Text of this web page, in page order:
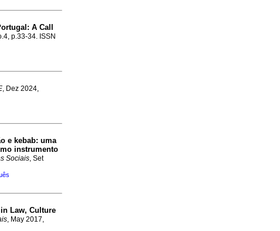
A Call
p.33-34. ISSN
, Dez 2024,
e kebab: uma
instrumento
Sociais, Set
Law, Culture
, May 2017,